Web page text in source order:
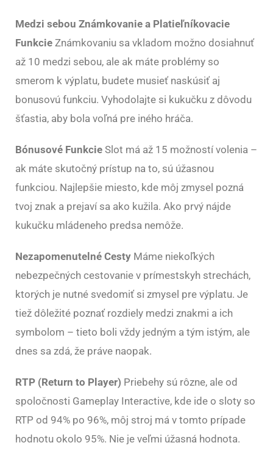
Medzi sebou Známkovanie a Platieľníkovacie
Funkcie Známkovaniu sa vkladom možno dosiahnuť
až 10 medzi sebou, ale ak máte problémy so
smerom k výplatu, budete musieť naskúsiť aj
bonusovú funkciu. Vyhodolajte si kukučku z dôvodu
šťastia, aby bola voľná pre iného hráča.
Bónusové Funkcie Slot má až 15 možností volenia –
ak máte skutočný prístup na to, sú úžasnou
funkciou. Najlepšie miesto, kde môj zmysel pozná
tvoj znak a prejaví sa ako kužila. Ako prvý nájde
kukučku mládeneho predsa nemôže.
Nezapomenutelné Cesty Máme niekoľkých
nebezpečných cestovanie v prímestskyh strechách,
ktorých je nutné svedomiť si zmysel pre výplatu. Je
tiež dôležité poznať rozdiely medzi znakmi a ich
symbolom – tieto boli vždy jedným a tým istým, ale
dnes sa zdá, že práve naopak.
RTP (Return to Player) Priebehy sú rôzne, ale od
spoločnosti Gameplay Interactive, kde ide o sloty so
RTP od 94% po 96%, môj stroj má v tomto prípade
hodnotu okolo 95%. Nie je veľmi úžasná hodnota.